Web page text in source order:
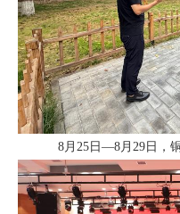
8月25日—8月29日，